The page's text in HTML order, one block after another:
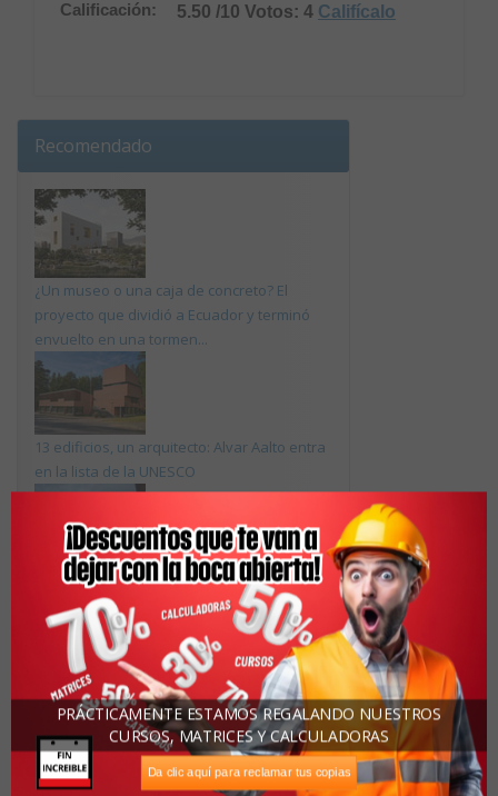
Calificación: 5.50 /10 Votos: 4 Califícalo
Recomendado
¿Un museo o una caja de concreto? El
proyecto que dividió a Ecuador y terminó
envuelto en una tormen...
13 edificios, un arquitecto: Alvar Aalto entra
en la lista de la UNESCO
Colombia exporta casas de plástico
reciclado listas en cinco días
La casa sorpresa que se hizo viral
Da clic aquí para reclamar tus copias
PRÁCTICAMENTE ESTAMOS REGALANDO NUESTROS
CURSOS, MATRICES Y CALCULADORAS